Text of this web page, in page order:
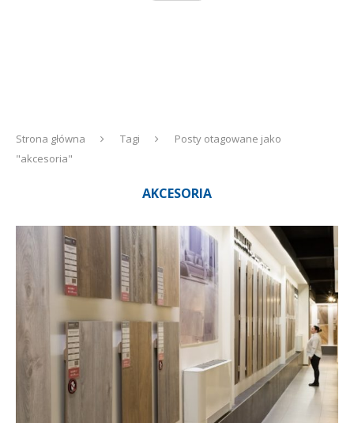
Strona główna Tagi
Posty otagowane jako
"akcesoria"
AKCESORIA